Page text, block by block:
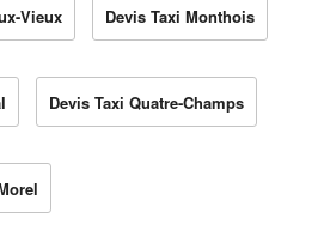
Vieux Devis Taxi Monthois
Devis Taxi Quatre-Champs